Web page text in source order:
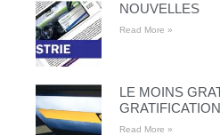
NOUVELLES
Read More »
LE MOINS
Read More »